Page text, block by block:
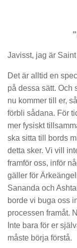
Javisst, jag är
Det är alltid en
på dessa sätt. Och
nu kommer till er,
förbli sådana. För
mer fysiskt
ska sitta till bords
detta sker. Vi vill
framför oss, inför
gäller för
Sananda och
borde vi buga oss
processen framåt.
Inte bara för er
måste börja förstå.